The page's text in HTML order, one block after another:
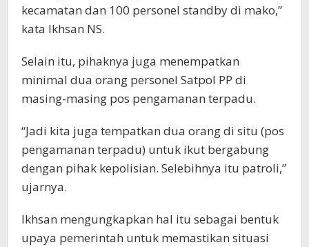
kecamatan dan 100 personel standby di mako,”
kata Ikhsan NS.
Selain itu, pihaknya juga menempatkan
minimal dua orang personel Satpol PP di
masing-masing pos pengamanan terpadu.
“Jadi kita juga tempatkan dua orang di situ (pos
pengamanan terpadu) untuk ikut bergabung
dengan pihak kepolisian. Selebihnya itu patroli,”
ujarnya.
Ikhsan mengungkapkan hal itu sebagai bentuk
upaya pemerintah untuk memastikan situasi